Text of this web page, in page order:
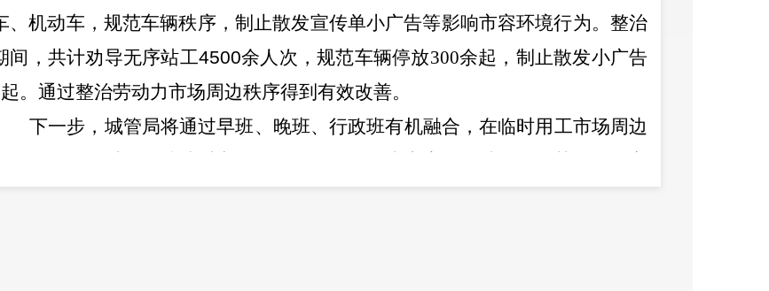
、机动车，规范车辆秩序，制止散发宣传单小广告等影响市容环境行为。 整治
间，共计劝导无序站工4500余人次，规范车辆停放300余起，制止散发小广告
起。通过整治劳动力市场周边秩序得到有效改善。
下一步，城管局将通过早班、晚班、行政班有机融合，在临时用工市场周边